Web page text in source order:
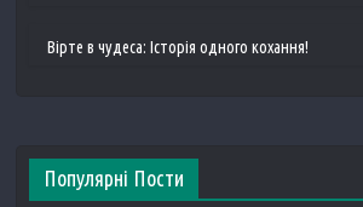
Вірте в чудеса: Історія одного кохання!
Популярні Пости